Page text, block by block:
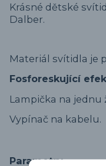
Krásné dětské
Dalber.
Materiál svítidla je
Fosforeskující
Lampička na jednu
Vypínač na kabelu.
Parametry